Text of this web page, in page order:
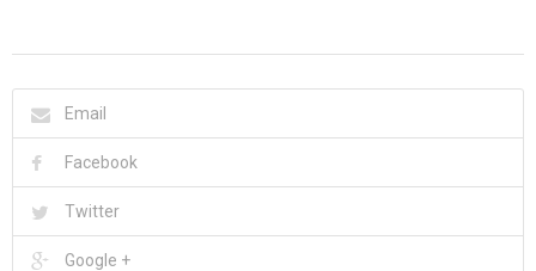
Email
Facebook
Twitter
Google +